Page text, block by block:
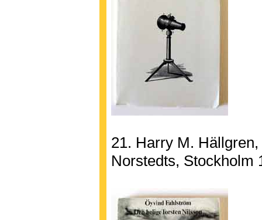
21. Harry M.
Norstedts, Stockholm